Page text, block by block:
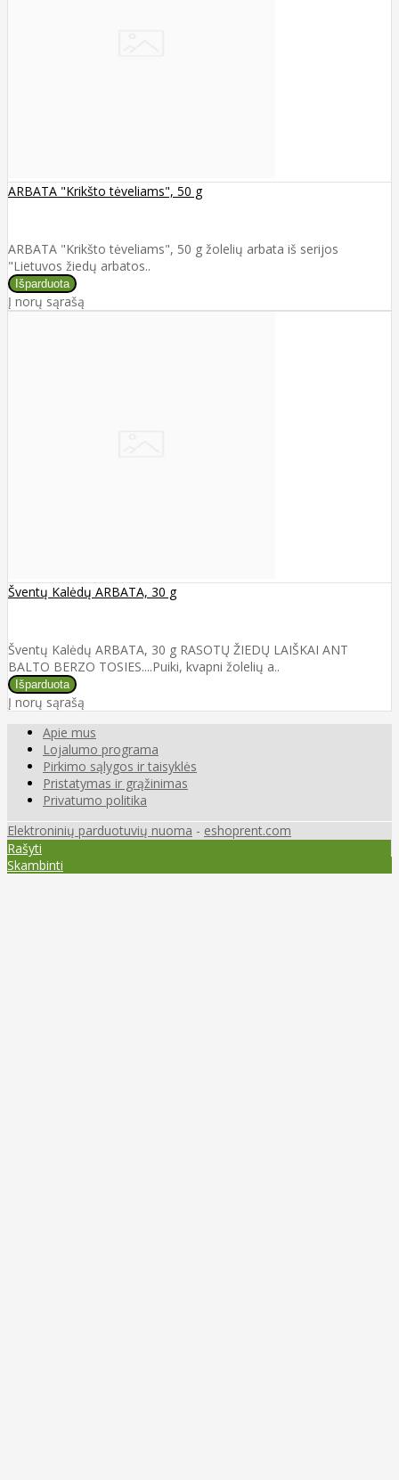
ARBATA "Krikšto tėveliams", 50 g
ARBATA "Krikšto tėveliams", 50 g žolelių arbata iš serijos
"Lietuvos žiedų arbatos..
Į norų sąrašą
Šventų Kalėdų ARBATA, 30 g
Šventų Kalėdų ARBATA, 30 g RASOTŲ ŽIEDŲ LAIŠKAI ANT
BALTO BERZO TOSIES....Puiki, kvapni žolelių a..
Į norų sąrašą
Apie mus
Lojalumo programa
Pirkimo sąlygos ir taisyklės
Pristatymas ir grąžinimas
Privatumo politika
Elektroninių parduotuvių nuoma - eshoprent.com
Rašyti
Skambinti